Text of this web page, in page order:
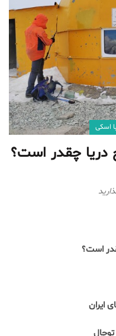
اسکی
دریا چقدر است؟
است؟
ایران
توچال